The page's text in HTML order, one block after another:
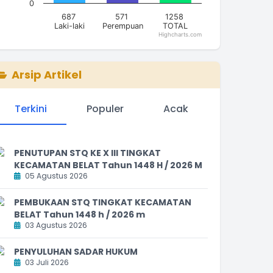
687
Laki-laki
571
Perempuan
1258
TOTAL
0
Highcharts.com
Arsip Artikel
Terkini Populer Acak
PENUTUPAN STQ KE X III TINGKAT
KECAMATAN BELAT Tahun 1448 H / 2026 M
05 Agustus 2026
PEMBUKAAN STQ TINGKAT KECAMATAN
BELAT Tahun 1448 h / 2026 m
03 Agustus 2026
PENYULUHAN SADAR HUKUM
03 Juli 2026